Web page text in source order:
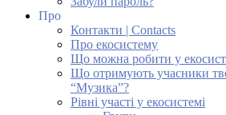
Про
Контакти | Contacts
Про екосистему
Що можна робити у
Що отримують учасники
“Музика”?
Рівні участі у екосистемі